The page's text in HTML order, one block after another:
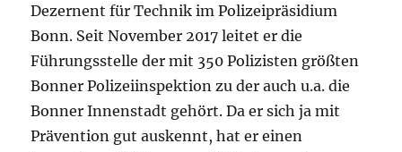
Dezernent für Technik im Polizeipräsidium
Bonn. Seit November 2017 leitet er die
Führungsstelle der mit 350 Polizisten größten
Bonner Polizeiinspektion zu der auch u.a. die
Bonner Innenstadt gehört. Da er sich ja mit
Prävention gut auskennt, hat er einen